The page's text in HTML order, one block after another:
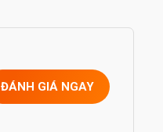
ĐÁNH GIÁ NGAY